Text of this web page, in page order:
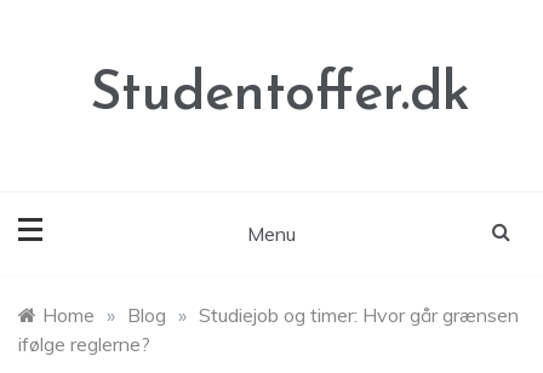
Studentoffer.dk
Menu
Home » Blog » Studiejob og timer: Hvor går grænsen
ifølge reglerne?